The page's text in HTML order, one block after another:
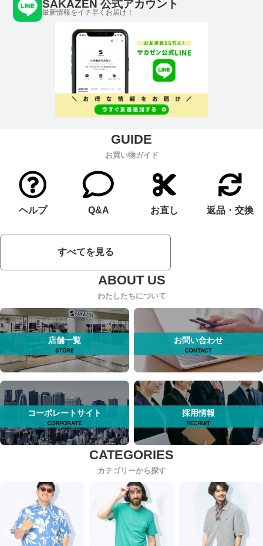
SAKAZEN 公式アカウント
最新情報をイチ早くお届け！
お買い物ガイド
ヘルプ Q&A お直し 返品・交換
すべてを見る
わたしたちについて
店舗一覧 お問い合わせ
コーポレートサイト 採用情報
カテゴリーから探す